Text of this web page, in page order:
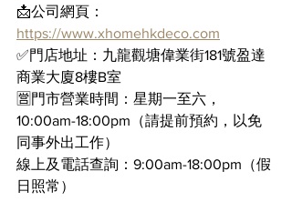
📩公司網頁：
https://www.xhomehkdeco.com
✅門店地址：九龍觀塘偉業街181號盈達
商業大廈8樓B室
🈺門市營業時間：星期一至六，
10:00am-18:00pm（請提前預約，以免
同事外出工作）
線上及電話查詢：9:00am-18:00pm（假
日照常）